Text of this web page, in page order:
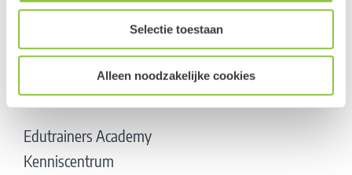
Selectie toestaan
Alleen noodzakelijke cookies
Privacyverklaring
SNEL NAAR
Edutrainers Academy
Kenniscentrum